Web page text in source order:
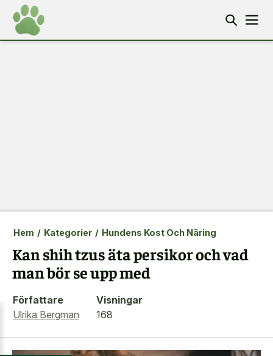
Hem / Kategorier / Hundens Kost Och Näring
Kan shih tzus äta persikor och vad
man bör se upp med
Författare
Ulrika Bergman
Visningar
168